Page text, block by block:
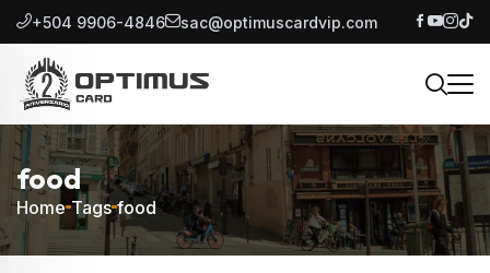
+504 9906-4846 sac@optimuscardvip.com
food
Home Tags food